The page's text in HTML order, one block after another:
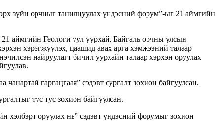
зүйн орчныг танилцуулах үндэсний форум”-ыг 21 аймгийн
Геологи уул уурхай, Байгаль орчны улсын
хэрэгжүүлэх, цаашид авах арга хэмжээний талаар
найруулагт бичил уурхайн талаар хэрхэн оруулах
гаргацгаая” сэдэвт сургалт зохион байгуулсан.
тус тус зохион байгуулсан.
хэлбэрт оруулах нь” сэдэвт үндэсний форумыг зохион